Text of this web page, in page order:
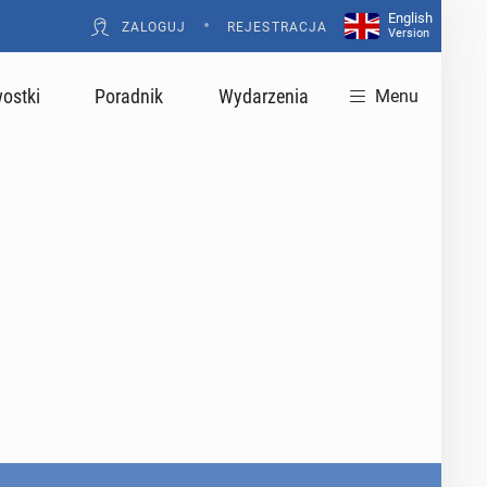
ZALOGUJ • REJESTRACJA
English
Version
Poradnik Wydarzenia Menu